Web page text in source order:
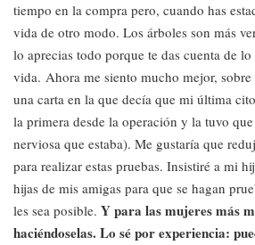
tiempo en la compra pero, cuando has
vida de otro modo. Los árboles son más
lo aprecias todo porque te das cuenta de
vida. Ahora me siento mucho mejor,
una carta en la que decía que mi última
la primera desde la operación y la tuvo
nerviosa que estaba). Me gustaría que
para realizar estas pruebas. Insistiré a mi
hijas de mis amigas para que se hagan
les sea posible. Y para las mujeres más
haciéndoselas. Lo sé por experiencia: